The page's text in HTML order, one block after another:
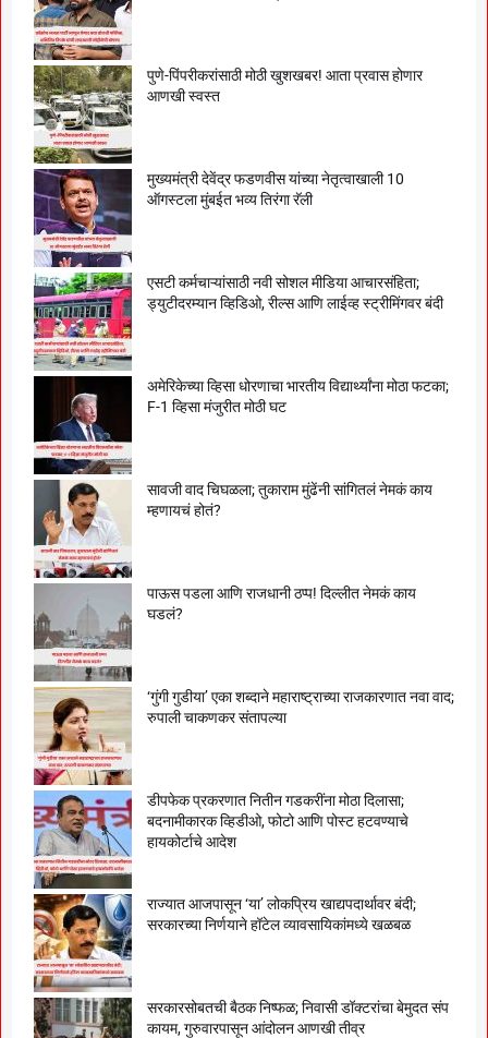
पुणे-पिंपरीकरांसाठी मोठी खुशखबर! आता प्रवास होणार
आणखी स्वस्त
मुख्यमंत्री देवेंद्र फडणवीस यांच्या नेतृत्वाखाली 10
ऑगस्टला मुंबईत भव्य तिरंगा रॅली
एसटी कर्मचाऱ्यांसाठी नवी सोशल मीडिया आचारसंहिता;
ड्युटीदरम्यान व्हिडिओ, रील्स आणि लाईव्ह स्ट्रीमिंगवर बंदी
अमेरिकेच्या व्हिसा धोरणाचा भारतीय विद्यार्थ्यांना मोठा फटका;
F-1 व्हिसा मंजुरीत मोठी घट
सावजी वाद चिघळला; तुकाराम मुंढेंनी सांगितलं नेमकं काय
म्हणायचं होतं?
पाऊस पडला आणि राजधानी ठप्प! दिल्लीत नेमकं काय
घडलं?
‘गुंगी गुडीया’ एका शब्दाने महाराष्ट्राच्या राजकारणात नवा वाद;
रुपाली चाकणकर संतापल्या
डीपफेक प्रकरणात नितीन गडकरींना मोठा दिलासा;
बदनामीकारक व्हिडीओ, फोटो आणि पोस्ट हटवण्याचे
हायकोर्टाचे आदेश
राज्यात आजपासून ‘या’ लोकप्रिय खाद्यपदार्थावर बंदी;
सरकारच्या निर्णयाने हॉटेल व्यावसायिकांमध्ये खळबळ
सरकारसोबतची बैठक निष्फळ; निवासी डॉक्टरांचा बेमुदत संप
कायम, गुरुवारपासून आंदोलन आणखी तीव्र